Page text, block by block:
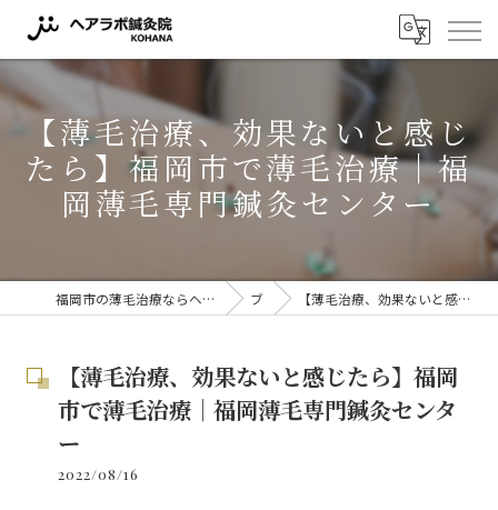
【薄毛治療、効果ないと感じ
たら】福岡市で薄毛治療｜福
岡薄毛専門鍼灸センター
福岡市の薄毛治療ならヘアラボ鍼灸院 KOHANA 〜薬に頼らない薄毛対策〜 ブログ 【薄毛治療、効果ないと感じたら】福岡市で薄毛治療｜福岡薄毛専門鍼灸センター
【薄毛治療、効果ないと感じたら】福岡
市で薄毛治療｜福岡薄毛専門鍼灸センタ
ー
2022/08/16